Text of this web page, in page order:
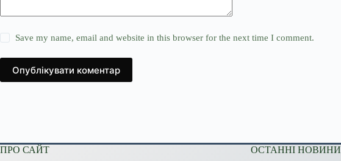
Save my name, email and website in this browser for the next time I comment.
Опублікувати коментар
ПРО САЙТ ОСТАННІ НОВИНИ